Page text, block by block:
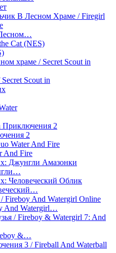
Scout in
2
And Fire
And Watergirl…
&…